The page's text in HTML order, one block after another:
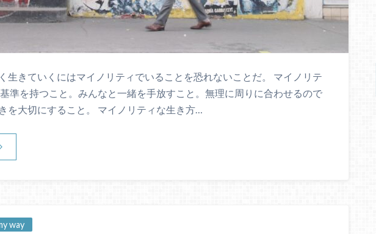
生きていくにはマイノリティでいることを恐れないことだ。 マイノリテ
準を持つこと。みんなと一緒を手放すこと。無理に周りに合わせるので
を大切にすること。 マイノリティな生き方…
way